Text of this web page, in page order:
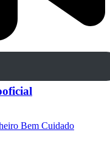
Bem Cuidado